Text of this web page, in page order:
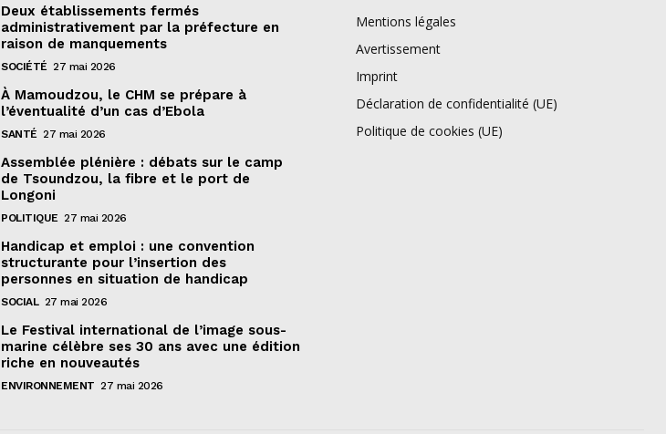
Deux établissements fermés
administrativement par la préfecture en
raison de manquements
SOCIÉTÉ 27 mai 2026
À Mamoudzou, le CHM se prépare à
l’éventualité d’un cas d’Ebola
SANTÉ 27 mai 2026
Assemblée plénière : débats sur le camp
de Tsoundzou, la fibre et le port de
Longoni
POLITIQUE 27 mai 2026
Handicap et emploi : une convention
structurante pour l’insertion des
personnes en situation de handicap
SOCIAL 27 mai 2026
Le Festival international de l’image sous-
marine célèbre ses 30 ans avec une édition
riche en nouveautés
ENVIRONNEMENT 27 mai 2026
Mentions légales
Avertissement
Imprint
Déclaration de confidentialité (UE)
Politique de cookies (UE)